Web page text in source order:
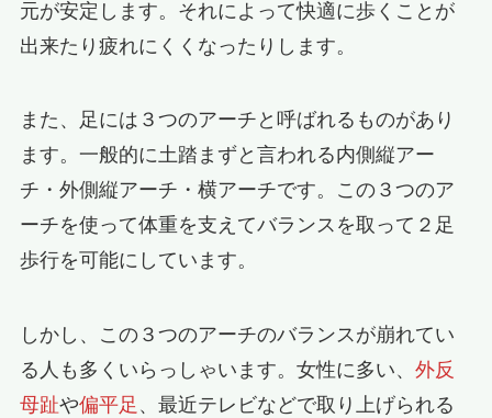
元が安定します。それによって快適に歩くことが
出来たり疲れにくくなったりします。
また、足には３つのアーチと呼ばれるものがあり
ます。一般的に土踏まずと言われる内側縦アー
チ・外側縦アーチ・横アーチです。この３つのア
ーチを使って体重を支えてバランスを取って２足
歩行を可能にしています。
しかし、この３つのアーチのバランスが崩れてい
る人も多くいらっしゃいます。女性に多い、 外反
母趾や偏平足 、最近テレビなどで取り上げられる